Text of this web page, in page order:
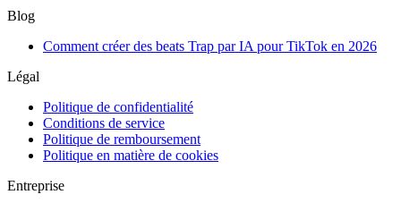
Blog
Comment créer des beats Trap par IA pour TikTok en 2026
Légal
Politique de confidentialité
Conditions de service
Politique de remboursement
Politique en matière de cookies
Entreprise